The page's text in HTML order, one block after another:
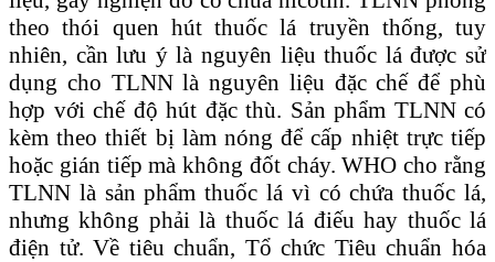
theo thói quen hút thuốc lá truyền thống, tuy
nhiên, cần lưu ý là nguyên liệu thuốc lá được sử
dụng cho TLNN là nguyên liệu đặc chế để phù
hợp với chế độ hút đặc thù. Sản phẩm TLNN có
kèm theo thiết bị làm nóng để cấp nhiệt trực tiếp
hoặc gián tiếp mà không đốt cháy. WHO cho rằng
TLNN là sản phẩm thuốc lá vì có chứa thuốc lá,
nhưng không phải là thuốc lá điếu hay thuốc lá
điện tử. Về tiêu chuẩn, Tổ chức Tiêu chuẩn hóa